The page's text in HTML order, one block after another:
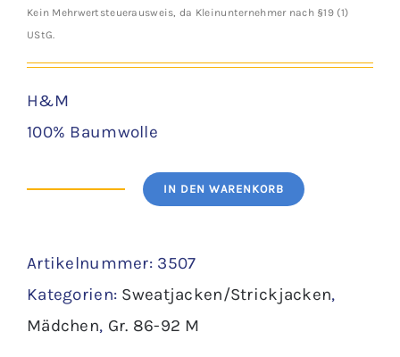
Kein Mehrwertsteuerausweis, da Kleinunternehmer nach §19 (1)
UStG.
H&M
100% Baumwolle
Strickbolero
86
Menge
IN DEN WARENKORB
Artikelnummer: 3507
Kategorien: Sweatjacken/Strickjacken,
Mädchen, Gr. 86-92 M